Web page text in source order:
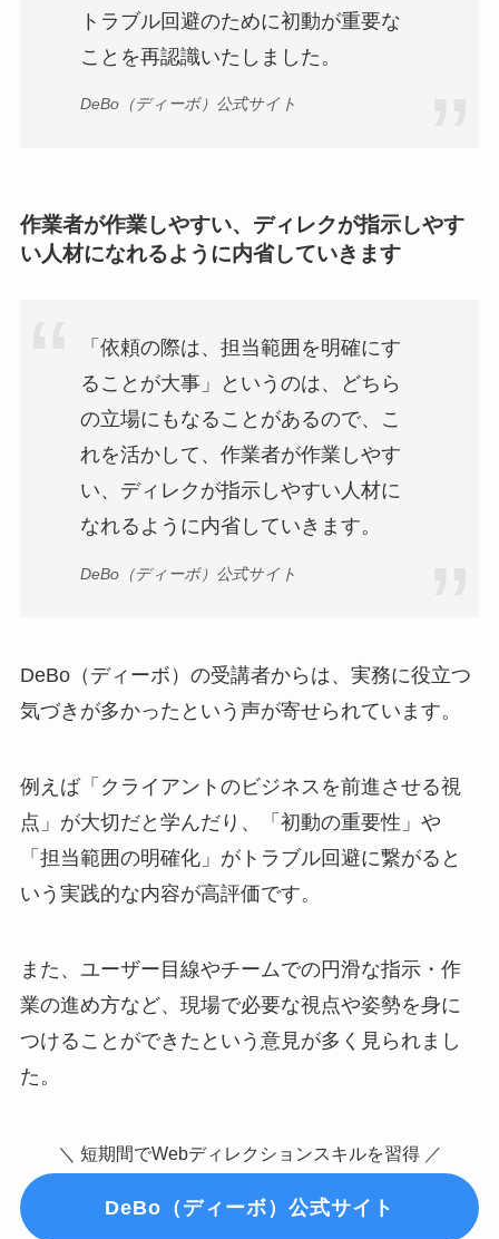
トラブル回避のために初動が重要な
ことを再認識いたしました。
DeBo（ディーボ）公式サイト
作業者が作業しやすい、ディレクが指示しやす
い人材になれるように内省していきます
「依頼の際は、担当範囲を明確にす
ることが大事」というのは、どちら
の立場にもなることがあるので、こ
れを活かして、作業者が作業しやす
い、ディレクが指示しやすい人材に
なれるように内省していきます。
DeBo（ディーボ）公式サイト
DeBo（ディーボ）の受講者からは、実務に役立つ
気づきが多かったという声が寄せられています。
例えば「クライアントのビジネスを前進させる視
点」が大切だと学んだり、「初動の重要性」や
「担当範囲の明確化」がトラブル回避に繋がると
いう実践的な内容が高評価です。
また、ユーザー目線やチームでの円滑な指示・作
業の進め方など、現場で必要な視点や姿勢を身に
つけることができたという意見が多く見られまし
た。
＼ 短期間でWebディレクションスキルを習得 ／
DeBo（ディーボ）公式サイト